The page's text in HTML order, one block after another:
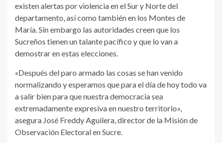
existen alertas por violencia en el Sur y Norte del
departamento, así como también en los Montes de
María. Sin embargo las autoridades creen que los
Sucreños tienen un talante pacífico y que lo van a
demostrar en estas elecciones.
«Después del paro armado las cosas se han venido
normalizando y esperamos que para el día de hoy todo va
a salir bien para que nuestra democracia sea
extremadamente expresiva en nuestro territorio»,
asegura José Freddy Aguilera, director de la Misión de
Observación Electoral en Sucre.